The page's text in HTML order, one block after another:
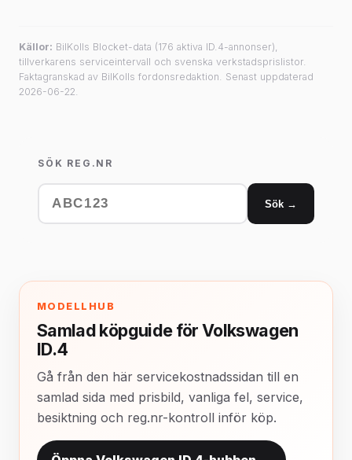
Källor: BilKolls Blocket-data (176 aktiva ID.4-annonser),
tillverkarens serviceintervall och svenska verkstadsprislistor.
Faktagranskad av BilKolls fordonsredaktion. Senast uppdaterad
2026-06-22.
SÖK REG.NR
Sök →
MODELLHUB
Samlad köpguide för Volkswagen
ID.4
Gå från den här servicekostnadssidan till en
samlad sida med prisbild, vanliga fel, service,
besiktning och reg.nr-kontroll inför köp.